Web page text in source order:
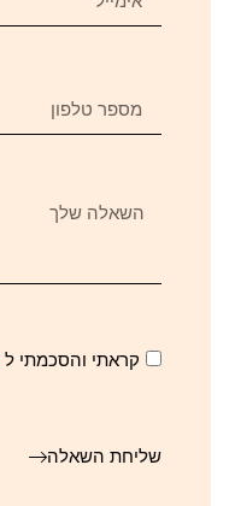
קראתי והסכמתי ל
שליחת השאלה